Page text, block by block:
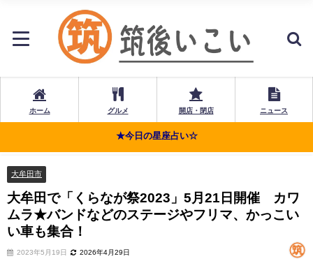
ホーム グルメ 開店・閉店 ニュース
★今日の星座占い☆
大牟田市
大牟田で「くらなが祭2023」5月21日開催 カワ
ムラ★バンドなどのステージやフリマ、かっこい
い車も集合！
2023年5月19日 2026年4月29日